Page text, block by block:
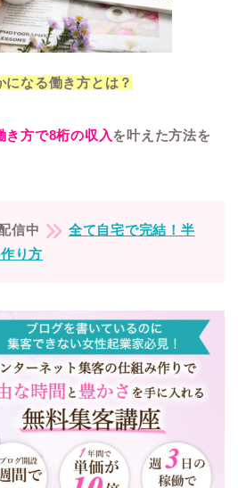
なる働き方とは？
き方で8桁の収入を叶えた方法を
信中
全て自宅で完結！半
り方